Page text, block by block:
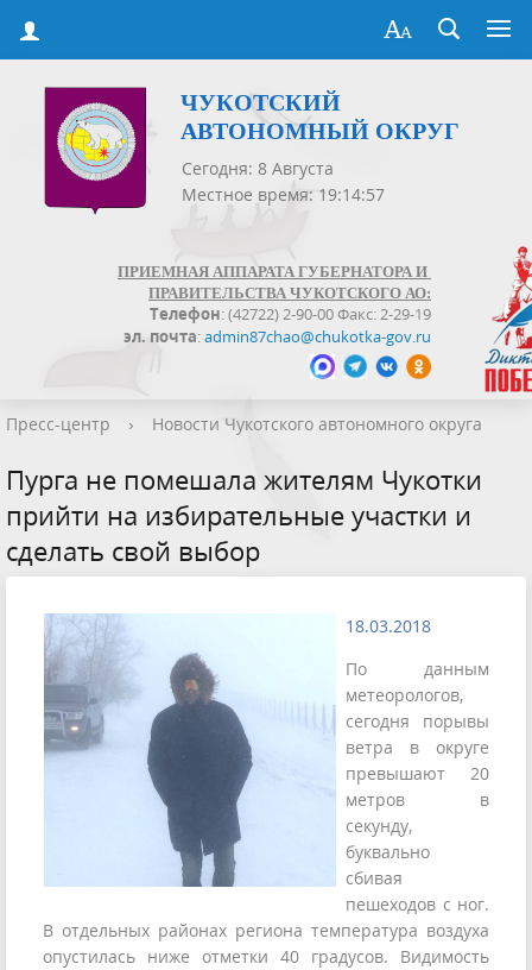
ЧУКОТСКИЙ
АВТОНОМНЫЙ ОКРУГ
Сегодня: 8 Августа
Местное время: 19:14:57
ПРИЕМНАЯ АППАРАТА ГУБЕРНАТОРА И
ПРАВИТЕЛЬСТВА ЧУКОТСКОГО АО:
Телефон: (42722) 2-90-00 Факс: 2-29-19
эл. почта:admin87chao@chukotka-gov.ru
Пресс-центр › Новости Чукотского автономного округа
Пурга не помешала жителям Чукотки
прийти на избирательные участки и
сделать свой выбор
18.03.2018
По данным
метеорологов,
сегодня порывы
ветра в округе
превышают 20
метров в
секунду,
буквально
сбивая
пешеходов с ног.
В отдельных районах региона температура воздуха
опустилась ниже отметки 40 градусов. Видимость